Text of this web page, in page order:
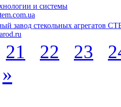
и системы
завод стекольных агрегатов
21 22 23
»